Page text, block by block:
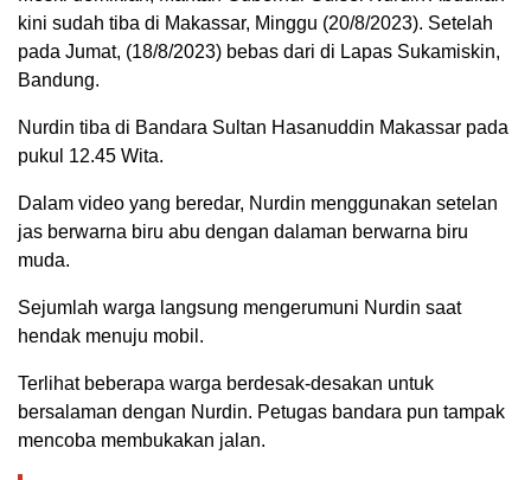
kini sudah tiba di Makassar, Minggu (20/8/2023). Setelah
pada Jumat, (18/8/2023) bebas dari di Lapas Sukamiskin,
Bandung.
Nurdin tiba di Bandara Sultan Hasanuddin Makassar pada
pukul 12.45 Wita.
Dalam video yang beredar, Nurdin menggunakan setelan
jas berwarna biru abu dengan dalaman berwarna biru
muda.
Sejumlah warga langsung mengerumuni Nurdin saat
hendak menuju mobil.
Terlihat beberapa warga berdesak-desakan untuk
bersalaman dengan Nurdin. Petugas bandara pun tampak
mencoba membukakan jalan.